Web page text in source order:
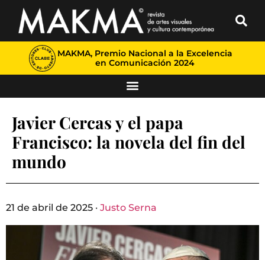
MAKMA, Premio Nacional a la Excelencia
en Comunicación 2024
Javier Cercas y el papa
Francisco: la novela del fin del
mundo
21 de abril de 2025 · Justo Serna